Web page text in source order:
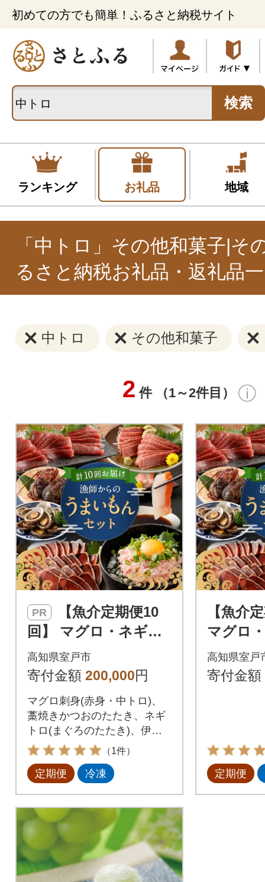
初めての方でも簡単！ふるさと納税サイト
検索
ランキング お礼品 地域
「中トロ」その他和菓子|そ
るさと納税お礼品・返礼品
中トロ その他和菓子
2 件 （1～2件目）
PR
回】 マグロ・ネギト
ロ・かつおのたた
き・魚介類加工品など
訳あり
高知県室戸市
寄付金額 200,000円
マグロ刺身(赤身・中トロ)、
藁焼きかつおのたたき、ネギ
トロ(まぐろのたたき)、伊勢
海老、金目鯛など高知県室戸
市の人気の海鮮を10回定期便
でお届け!マグロ丼やネギトロ
ホタテ、カニ、ウニと一緒に
海鮮丼などでお楽しみいただ
けます。小分けにしており、
お手軽におかずにできるのも
嬉しいポイント。200000円
（1件）
定期便 冷凍
【魚介
マグロ
かつお
介類加
高知県室戸
寄付金額
定期便